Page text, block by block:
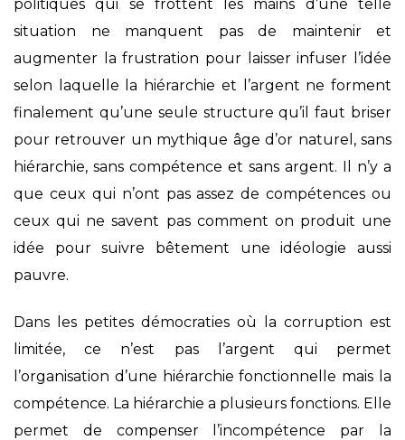
politiques qui se frottent les mains d’une telle
situation ne manquent pas de maintenir et
augmenter la frustration pour laisser infuser l’idée
selon laquelle la hiérarchie et l’argent ne forment
finalement qu’une seule structure qu’il faut briser
pour retrouver un mythique âge d’or naturel, sans
hiérarchie, sans compétence et sans argent. Il n’y a
que ceux qui n’ont pas assez de compétences ou
ceux qui ne savent pas comment on produit une
idée pour suivre bêtement une idéologie aussi
pauvre.
Dans les petites démocraties où la corruption est
limitée, ce n’est pas l’argent qui permet
l’organisation d’une hiérarchie fonctionnelle mais la
compétence. La hiérarchie a plusieurs fonctions. Elle
permet de compenser l’incompétence par la